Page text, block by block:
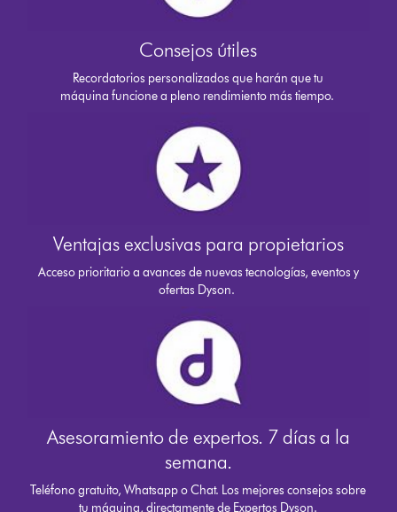
Consejos útiles
Recordatorios personalizados que harán que tu
máquina funcione a pleno rendimiento más tiempo.
Ventajas exclusivas para propietarios
Acceso prioritario a avances de nuevas tecnologías, eventos y
ofertas Dyson.
Asesoramiento de expertos. 7 días a la
semana.
Teléfono gratuito, Whatsapp o Chat. Los mejores consejos sobre
tu máquina, directamente de Expertos Dyson.